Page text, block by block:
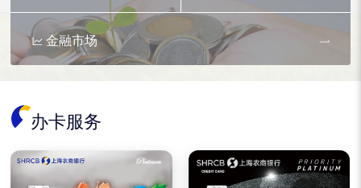
金融市场
办卡服务